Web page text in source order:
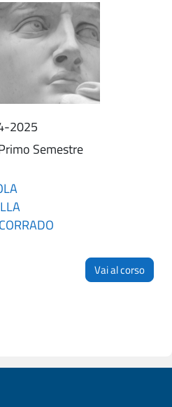
2025
Semestre
Vai al corso